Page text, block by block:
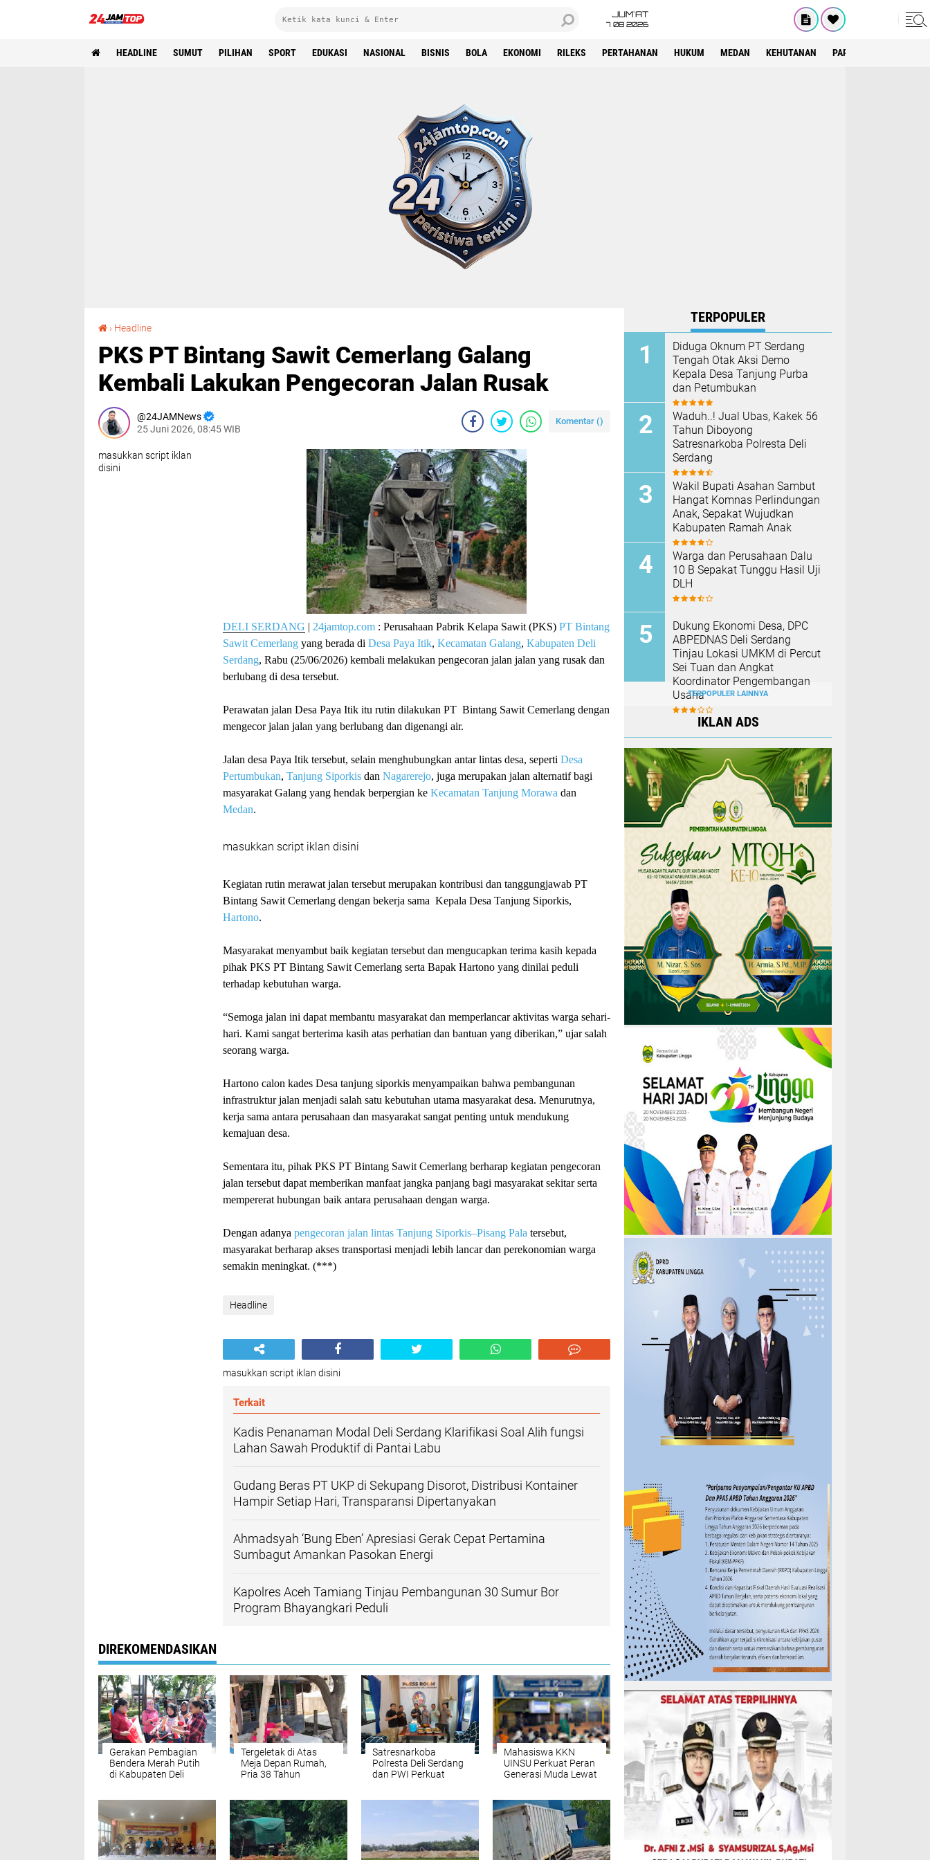
JUM'AT
7 08 2026
HEADLINE SUMUT PILIHAN SPORT EDUKASI NASIONAL BISNIS BOLA EKONOMI RILEKS PERTAHANAN HUKUM MEDAN KEHUTANAN PARIWISATA
› Headline
PKS PT Bintang Sawit Cemerlang Galang
Kembali Lakukan Pengecoran Jalan Rusak
24JAMNews
25 Juni 2026, 08:45 WIB
Komentar ()
masukkan script iklan
disini
DELI SERDANG | 24jamtop.com : Perusahaan Pabrik Kelapa Sawit (PKS) PT Bintang
Sawit Cemerlang yang berada di Desa Paya Itik, Kecamatan Galang, Kabupaten Deli
Serdang, Rabu (25/06/2026) kembali melakukan pengecoran jalan jalan yang rusak dan
berlubang di desa tersebut.
Perawatan jalan Desa Paya Itik itu rutin dilakukan PT Bintang Sawit Cemerlang dengan
mengecor jalan jalan yang berlubang dan digenangi air.
Jalan desa Paya Itik tersebut, selain menghubungkan antar lintas desa, seperti Desa
Pertumbukan, Tanjung Siporkis dan Nagarerejo, juga merupakan jalan alternatif bagi
masyarakat Galang yang hendak berpergian ke Kecamatan Tanjung Morawa dan
Medan.
masukkan script iklan disini
Kegiatan rutin merawat jalan tersebut merupakan kontribusi dan tanggungjawab PT
Bintang Sawit Cemerlang dengan bekerja sama Kepala Desa Tanjung Siporkis,
Hartono.
Masyarakat menyambut baik kegiatan tersebut dan mengucapkan terima kasih kepada
pihak PKS PT Bintang Sawit Cemerlang serta Bapak Hartono yang dinilai peduli
terhadap kebutuhan warga.
“Semoga jalan ini dapat membantu masyarakat dan memperlancar aktivitas warga sehari-
hari. Kami sangat berterima kasih atas perhatian dan bantuan yang diberikan,” ujar salah
seorang warga.
Hartono calon kades Desa tanjung siporkis menyampaikan bahwa pembangunan
infrastruktur jalan menjadi salah satu kebutuhan utama masyarakat desa. Menurutnya,
kerja sama antara perusahaan dan masyarakat sangat penting untuk mendukung
kemajuan desa.
Sementara itu, pihak PKS PT Bintang Sawit Cemerlang berharap kegiatan pengecoran
jalan tersebut dapat memberikan manfaat jangka panjang bagi masyarakat sekitar serta
mempererat hubungan baik antara perusahaan dengan warga.
Dengan adanya pengecoran jalan lintas Tanjung Siporkis–Pisang Pala tersebut,
masyarakat berharap akses transportasi menjadi lebih lancar dan perekonomian warga
semakin meningkat. (***)
Headline
masukkan script iklan disini
Terkait
Kadis Penanaman Modal Deli Serdang Klarifikasi Soal Alih fungsi
Lahan Sawah Produktif di Pantai Labu
Gudang Beras PT UKP di Sekupang Disorot, Distribusi Kontainer
Hampir Setiap Hari, Transparansi Dipertanyakan
Ahmadsyah ‘Bung Eben’ Apresiasi Gerak Cepat Pertamina
Sumbagut Amankan Pasokan Energi
Kapolres Aceh Tamiang Tinjau Pembangunan 30 Sumur Bor
Program Bhayangkari Peduli
DIREKOMENDASIKAN
Gerakan Pembagian
Bendera Merah Putih
di Kabupaten Deli
Tergeletak di Atas
Meja Depan Rumah,
Pria 38 Tahun
Satresnarkoba
Polresta Deli Serdang
dan PWI Perkuat
Publik yang Edukatif
Mahasiswa KKN
UINSU Perkuat Peran
Generasi Muda Lewat
TERPOPULER
Diduga Oknum PT Serdang
Tengah Otak Aksi Demo
Kepala Desa Tanjung Purba
dan Petumbukan
Waduh..! Jual Ubas, Kakek 56
Tahun Diboyong
Satresnarkoba Polresta Deli
Serdang
Wakil Bupati Asahan Sambut
Hangat Komnas Perlindungan
Anak, Sepakat Wujudkan
Kabupaten Ramah Anak
Warga dan Perusahaan Dalu
10 B Sepakat Tunggu Hasil Uji
DLH
Dukung Ekonomi Desa, DPC
ABPEDNAS Deli Serdang
Tinjau Lokasi UMKM di Percut
Sei Tuan dan Angkat
Koordinator Pengembangan
UsahaTERPOPULER LAINNYA
IKLAN ADS